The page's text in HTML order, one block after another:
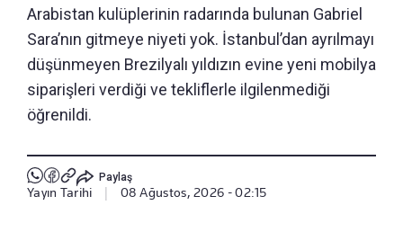
Arabistan kulüplerinin radarında bulunan Gabriel
Sara’nın gitmeye niyeti yok. İstanbul’dan ayrılmayı
düşünmeyen Brezilyalı yıldızın evine yeni mobilya
siparişleri verdiği ve tekliflerle ilgilenmediği
öğrenildi.
Paylaş
Yayın Tarihi 08 Ağustos, 2026 - 02:15